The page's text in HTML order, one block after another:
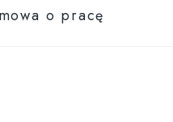
o pracę